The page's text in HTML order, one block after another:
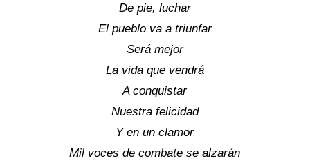
De pie, luchar
El pueblo va a triunfar
Será mejor
La vida que vendrá
A conquistar
Nuestra felicidad
Y en un clamor
Mil voces de combate se alzarán